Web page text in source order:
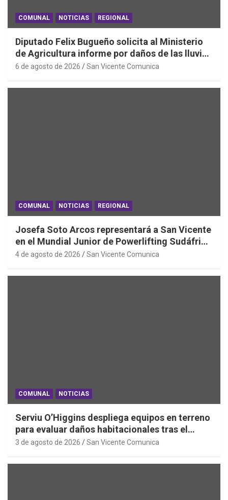
COMUNAL NOTICIAS REGIONAL
Diputado Felix Bugueño solicita al Ministerio
de Agricultura informe por daños de las lluvias
en la Región de O´Higgins
6 de agosto de 2026 San Vicente Comunica
COMUNAL NOTICIAS REGIONAL
Josefa Soto Arcos representará a San Vicente
en el Mundial Junior de Powerlifting Sudáfrica
2026
4 de agosto de 2026 San Vicente Comunica
COMUNAL NOTICIAS
Serviu O’Higgins despliega equipos en terreno
para evaluar daños habitacionales tras el
Sistema Frontal
3 de agosto de 2026 San Vicente Comunica